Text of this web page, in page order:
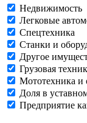
Недвижимость
Легковые
Спецтехника
Станки и
Другое
Грузовая
Мототехника и
Доля в
Предприятие